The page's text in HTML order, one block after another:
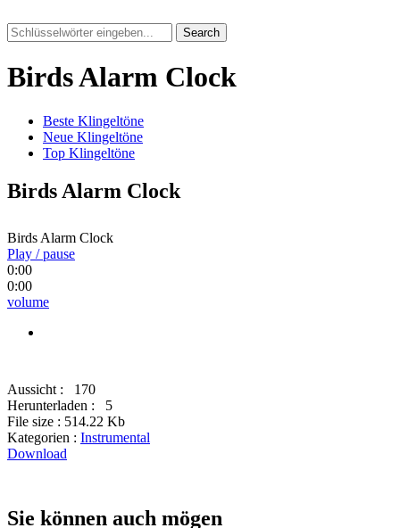
Search
Birds Alarm Clock
Beste Klingeltöne
Neue Klingeltöne
Top Klingeltöne
Birds Alarm Clock
Birds Alarm Clock
Play / pause
0:00
0:00
volume
Aussicht :
170
Herunterladen :
5
File size : 514.22 Kb
Kategorien : Instrumental
Download
Sie können auch mögen